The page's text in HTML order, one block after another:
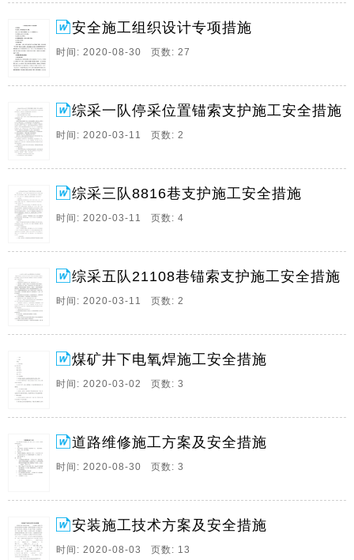
5、 XXX煤矿安全专项整治三年行动问题隐患和制度措
施清单 单位：犍为县XXX煤业有限公司XXX煤矿 填表
人： 审核人： 填表日期：2020年11月20日 整治项目 问
题隐患 制度措施 整改责任单位序号 问题隐患问题 序号
业） 安全生产主体 责任清单 煤矿（企业） 岗位安全生
产 主体责任清单 煤矿（企业） 安全生产制度 清单 煤矿
（企。
6、xx隧道安全施工专项措施 1.安全目标 杜绝重大、大
事故和因工死亡事故。 因工负伤率：年重伤率控制在
0.6，负伤率控制在5。 杜绝隧道施工重大责任坍方事
故。 杜绝重大责任火灾事故。 杜绝爆破物品被盗、丢失
原则，加强安全生产宣传教育，增强全员安全意识，建
立健全各项安全生产的管理机构和安全生产。
7、12 410盘区81013停采位置锚索支护施工安全技术措
工作面停采位置进行锚索支护 为保证施工安全特编制本
措施 具体内容如下 1 施工前 必须提前将支护材料运到
位 2 锚索支护具体位置矿上指定人员确定 3 施工前 需综
采一队配合 将施工位置附近综采机电设备开关打至零位
以确保锚索施工安全 4 锚索支护 锚索支护在液压支架掩
护下进行 由外。
8、12 层408盘区8816工作面停采维护安全技术措施 根
据矿领导安排 由工程三队到12 层408盘区8816停采工作
面进行顶板维护 停采支护采取锚索 锚索组 锚杆 双层金
属网联合支护 顶煤厚度2 5 3 0米 采高4 2米 为确保施工
安全特编制本措施 具体内容如下 一 支护要求 1 锚索维
安全施工组织设计专项措施
时间: 2020-08-30 页数: 27
综采一队停采位置锚索支护施工安全措施
时间: 2020-03-11 页数: 2
综采三队8816巷支护施工安全措施
时间: 2020-03-11 页数: 4
综采五队21108巷锚索支护施工安全措施
时间: 2020-03-11 页数: 2
煤矿井下电氧焊施工安全措施
时间: 2020-03-02 页数: 3
道路维修施工方案及安全措施
时间: 2020-08-30 页数: 3
安装施工技术方案及安全措施
时间: 2020-08-03 页数: 13